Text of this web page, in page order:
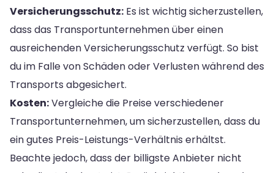
Versicherungsschutz: Es ist wichtig sicherzustellen,
dass das Transportunternehmen über einen
ausreichenden Versicherungsschutz verfügt. So bist
du im Falle von Schäden oder Verlusten während des
Transports abgesichert.
Kosten:Vergleiche die Preise verschiedener
Transportunternehmen, um sicherzustellen, dass du
ein gutes Preis-Leistungs-Verhältnis erhältst.
Beachte jedoch, dass der billigste Anbieter nicht